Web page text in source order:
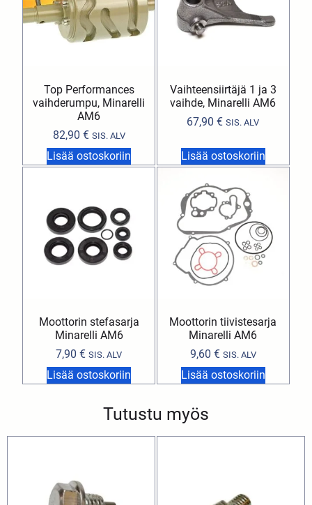
Top Performances
vaihderumpu, Minarelli
AM6
82,90 € SIS. ALV
Lisää ostoskoriin
Vaihteensiirtäjä 1 ja 3
vaihde, Minarelli AM6
67,90€ SIS. ALV
Lisää ostoskoriin
Moottorin stefasarja
Minarelli AM6
7,90€ SIS. ALV
Lisää ostoskoriin
Moottorin tiivistesarja
Minarelli AM6
9,60 € SIS. ALV
Lisää ostoskoriin
Tutustu myös